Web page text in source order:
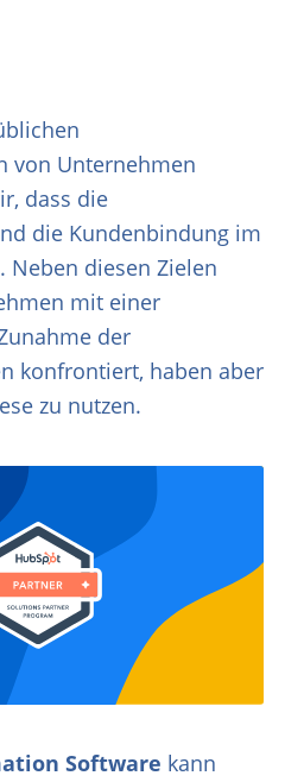
von Unternehmen
dass die
die Kundenbindung im
diesen Zielen
mit einer
der
konfrontiert, haben aber
zu nutzen.
Software kann